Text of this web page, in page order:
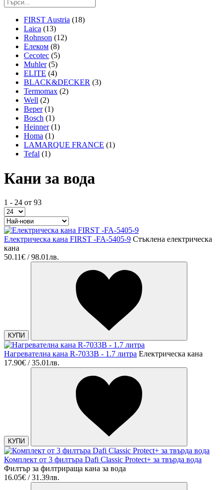
FIRST Austria (18)
Laica (13)
Rohnson (12)
Елеком (8)
Cecotec (5)
Muhler (5)
ELITE (4)
BLACK&DECKER (3)
Termomax (2)
Well (2)
Beper (1)
Bosch (1)
Heinner (1)
Homa (1)
LAMARQUE FRANCE (1)
Tefal (1)
Кани за вода
1 - 24 от 93
Електрическа кана FIRST -FA-5405-9 Стъклена електрическа
кана
50.11€ / 98.01лв.
КУПИ
Нагревателна кана R-7033B - 1.7 литра Електрическа кана
17.90€ / 35.01лв.
КУПИ
Комплект от 3 филтъра Dafi Classic Protect+ за твърда вода
Филтър за филтрираща кана за вода
16.05€ / 31.39лв.